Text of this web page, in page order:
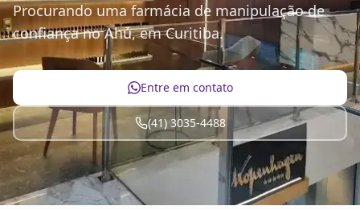
Procurando uma farmácia de manipulação de
confiança no Ahú, em Curitiba.
Entre em contato
(41) 3035-4488